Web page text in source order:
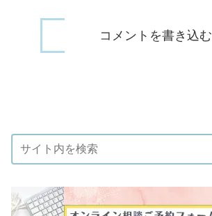
コメントを書き込む